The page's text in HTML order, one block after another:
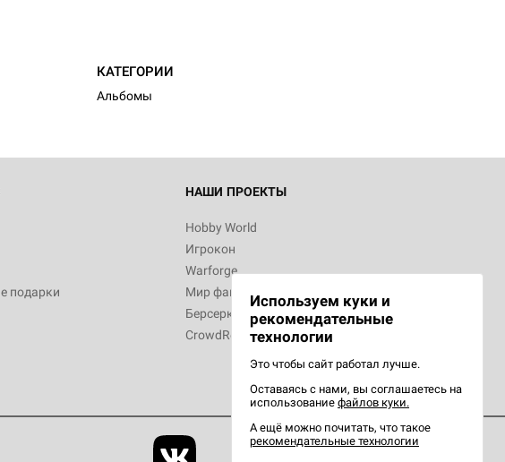
КАТЕГОРИИ
Альбомы
подарки
НАШИ ПРОЕКТЫ
Hobby World
Игрокон
Warforge
Мир фантастики
Берсерк
CrowdRepublic
Используем куки и
рекомендательные
технологии
Это чтобы сайт работал лучше.
Оставаясь с нами, вы соглашаетесь на
использование файлов куки.
А ещё можно почитать, что такое
рекомендательные технологии